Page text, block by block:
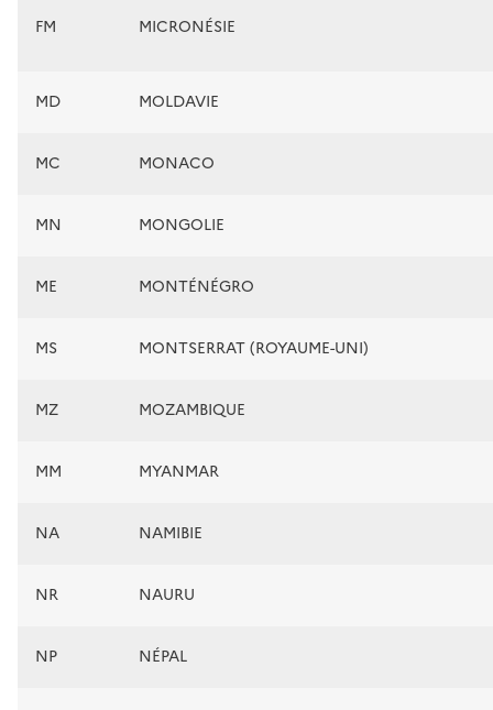
FM MICRONÉSIE
MD MOLDAVIE
MC MONACO
MN MONGOLIE
ME MONTÉNÉGRO
MS MONTSERRAT (ROYAUME-UNI)
MZ MOZAMBIQUE
MM MYANMAR
NA NAMIBIE
NR NAURU
NP NÉPAL